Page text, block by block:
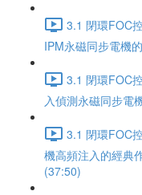
3.1 閉環FOC
IPM永磁同步電機
3.1 閉環FOC
入偵測永磁同步電
3.1 閉環FOC
機高頻注入的經典
(37:50)